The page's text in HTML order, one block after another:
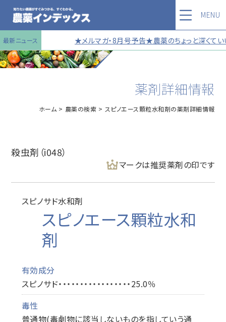
最新ニュース ★メルマガ・8月号予告★農薬のちょっと深く
MENU
薬剤詳細情報
ホーム 農薬の検索 スピノエース顆粒水和剤の薬剤詳細情報
殺虫剤（i048）
マークは推奨薬剤の印です
スピノサド水和剤
スピノエース顆粒水和
剤
有効成分
スピノサド・・・・・・・・・・・・・・・・・25.0％
毒性
普通物(毒劇物に該当しないものを指していう通